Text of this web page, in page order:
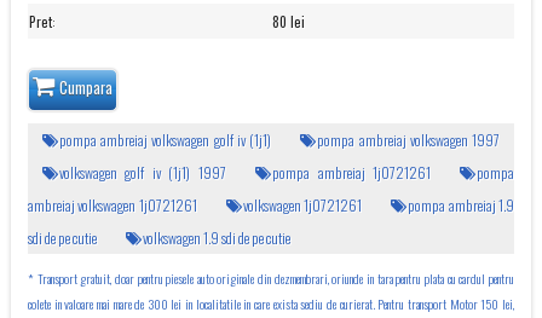
Pret: 80 lei
Cumpara
pompa ambreiaj volkswagen golf iv (1j1)
pompa ambreiaj volkswagen 1997
volkswagen golf iv (1j1) 1997
pompa ambreiaj 1j0721261
pompa
ambreiaj volkswagen 1j0721261
volkswagen 1j0721261
pompa ambreiaj 1.9
sdi de pe cutie
volkswagen 1.9 sdi de pe cutie
* Transport gratuit, doar pentru piesele auto originale din dezmembrari, oriunde in tara pentru plata cu cardul pentru
colete in valoare mai mare de 300 lei in localitatile in care exista sediu de curierat. Pentru transport Motor 150 lei,